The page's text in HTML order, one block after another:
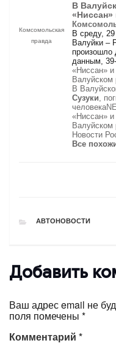
Комсомольская
правда
В
«Ниссан»
В среду,
Валуйки –
данным,
«Ниссан» и
Валуйском
В
Сузуки ,
человека
«Ниссан» и
Валуйском
Новости
Все
РУБРИКИ
АВТОНОВОСТИ
Добавить
Ваш адрес email не
поля помечены *
Комментарий *